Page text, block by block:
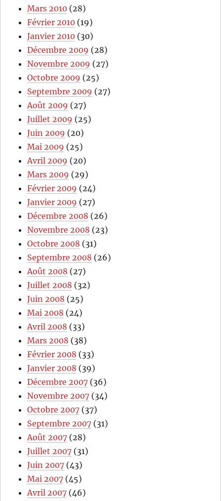
Mars 2010 (28)
Février 2010 (19)
Janvier 2010 (30)
Décembre 2009 (28)
Novembre 2009 (27)
Octobre 2009 (25)
Septembre 2009 (27)
Août 2009 (27)
Juillet 2009 (25)
Juin 2009 (20)
Mai 2009 (25)
Avril 2009 (20)
Mars 2009 (29)
Février 2009 (24)
Janvier 2009 (27)
Décembre 2008 (26)
Novembre 2008 (23)
Octobre 2008 (31)
Septembre 2008 (26)
Août 2008 (27)
Juillet 2008 (32)
Juin 2008 (25)
Mai 2008 (24)
Avril 2008 (33)
Mars 2008 (38)
Février 2008 (33)
Janvier 2008 (39)
Décembre 2007 (36)
Novembre 2007 (34)
Octobre 2007 (37)
Septembre 2007 (31)
Août 2007 (28)
Juillet 2007 (31)
Juin 2007 (43)
Mai 2007 (45)
Avril 2007 (46)